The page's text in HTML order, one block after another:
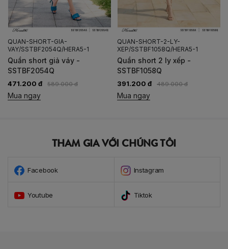
QUAN-SHORT-GIA-
VAY/SSTBF2054Q/HERA5-1
Quần short giả váy -
SSTBF2054Q
471.200 đ 589.000 đ
Mua ngay
QUAN-SHORT-2-LY-
XEP/SSTBF1058Q/HERA5-1
Quần short 2 ly xếp -
SSTBF1058Q
391.200 đ 489.000 đ
Mua ngay
THAM GIA VỚI CHÚNG TÔI
Facebook Instagram
Youtube Tiktok